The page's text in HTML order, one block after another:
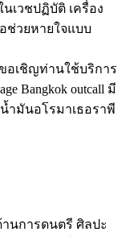
เวชปฏิบัติ เครื่อง
ช่วยหายใจแบบ
อเชิญท่านใช้บริการ
Bangkok outcall มี
ำมันอโรมาเธอราพี
นการดนตรี ศิลปะ